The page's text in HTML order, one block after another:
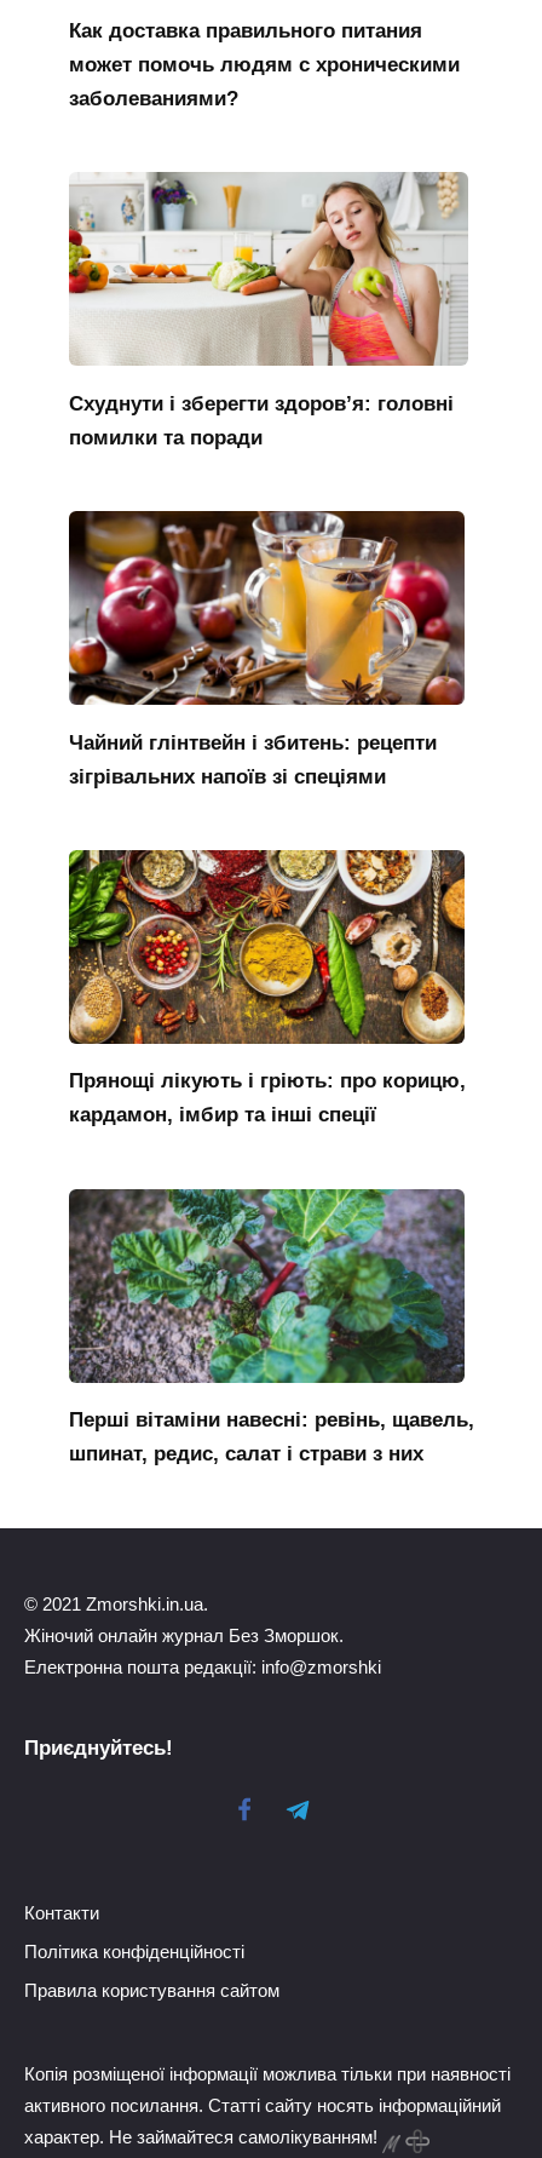
Как доставка правильного питания
может помочь людям с хроническими
заболеваниями?
Схуднути і зберегти здоров’я: головні
помилки та поради
Чайний глінтвейн і збитень: рецепти
зігрівальних напоїв зі спеціями
Прянощі лікують і гріють: про корицю,
кардамон, імбир та інші спеції
Перші вітаміни навесні: ревінь, щавель,
шпинат, редис, салат і страви з них
© 2021 Zmorshki.in.ua.
Жіночий онлайн журнал Без Зморшок.
Електронна пошта редакції: info@zmorshki
Приєднуйтесь!
Контакти
Політика конфіденційності
Правила користування сайтом
Копія розміщеної інформації можлива тільки при наявності
активного посилання. Статті сайту носять інформаційний
характер. Не займайтеся самолікуванням!